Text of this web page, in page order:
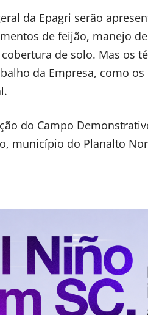
da Epagri serão
de feijão, manejo
de solo. Mas os
da Empresa, como
do Campo
município do Planalto